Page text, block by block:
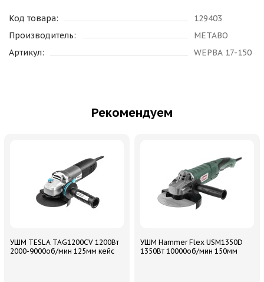
Код товара:
129403
Производитель:
METABO
Артикул:
WEPBA 17-150
Рекомендуем
УШМ TESLA TAG1200CV 1200Вт
2000-9000об/мин 125мм кейс
УШМ Hammer Flex USM1350D
1350Вт 10000об/мин 150мм